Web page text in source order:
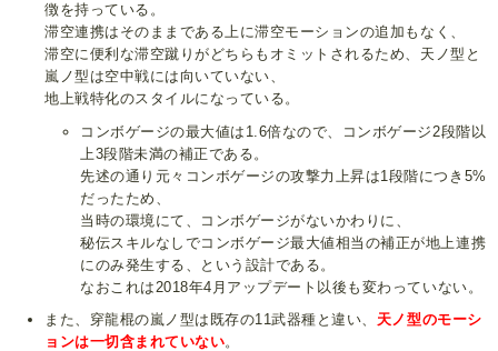
徴を持っている。
滞空連携はそのままである上に滞空モーションの追加もなく、
滞空に便利な滞空蹴りがどちらもオミットされるため、天ノ型と
嵐ノ型は空中戦には向いていない、
地上戦特化のスタイルになっている。
コンボゲージの最大値は1.6倍なので、コンボゲージ2段階以
上3段階未満の補正である。
先述の通り元々コンボゲージの攻撃力上昇は1段階につき5%
だったため、
当時の環境にて、コンボゲージがないかわりに、
秘伝スキルなしでコンボゲージ最大値相当の補正が地上連携
にのみ発生する、という設計である。
なおこれは2018年4月アップデート以後も変わっていない。
また、穿龍棍の嵐ノ型は既存の11武器種と違い、 天ノ型のモーシ
ョンは一切含まれていない。